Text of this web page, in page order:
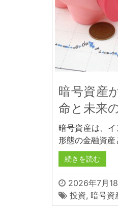
暗号資産
命と未来
暗号資産は、
形態の金融資産
続きを読む
2026年7月
投資, 暗号資